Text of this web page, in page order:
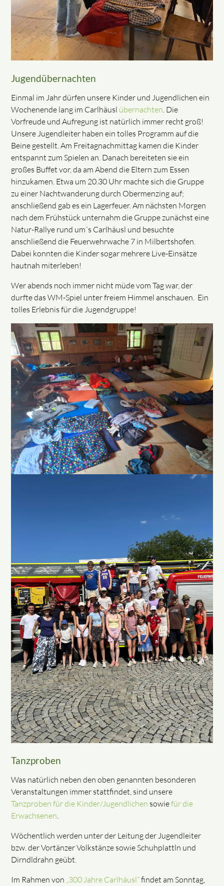
Jugendübernachten
Einmal im Jahr dürfen unsere Kinder und Jugendlichen ein
Wochenende lang im Carlhäusl übernachten . Die
Vorfreude und Aufregung ist natürlich immer recht groß!
Unsere Jugendleiter haben ein tolles Programm auf die
Beine gestellt. Am Freitagnachmittag kamen die Kinder
entspannt zum Spielen an. Danach bereiteten sie ein
großes Buffet vor, da am Abend die Eltern zum Essen
hinzukamen. Etwa um 20.30 Uhr machte sich die Gruppe
zu einer Nachtwanderung durch Obermenzing auf;
anschließend gab es ein Lagerfeuer. Am nächsten Morgen
nach dem Frühstück unternahm die Gruppe zunächst eine
Natur-Rallye rund um´s Carlhäusl und besuchte
anschließend die Feuerwehrwache 7 in Milbertshofen.
Dabei konnten die Kinder sogar mehrere Live-Einsätze
hautnah miterleben!
Wer abends noch immer nicht müde vom Tag war, der
durfte das WM-Spiel unter freiem Himmel anschauen. Ein
tolles Erlebnis für die Jugendgruppe!
Tanzproben
Was natürlich neben den oben genannten besonderen
Veranstaltungen immer stattfindet, sind unsere
Tanzproben für die Kinder/Jugendlichen sowiefür die
Erwachsenen.
Wöchentlich werden unter der Leitung der Jugendleiter
bzw. der Vortänzer Volkstänze sowie Schuhplattln und
Dirndldrahn geübt.
Im Rahmen von „300 Jahre Carlhäusl“findet am Sonntag,